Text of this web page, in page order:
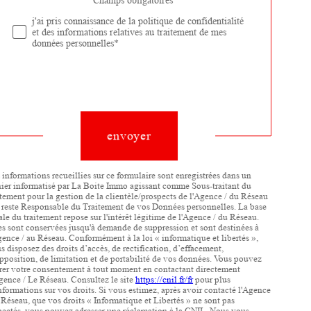
Validation
j'ai pris connaissance de la politique de confidentialité
et des informations relatives au traitement de mes
données personnelles*
envoyer
informations recueillies sur ce formulaire sont enregistrées dans un
informatisé par La Boite Immo agissant comme Sous-traitant du
pour la gestion de la clientèle/prospects de l'Agence / du Réseau
Responsable du Traitement de vos Données personnelles. La base
du traitement repose sur l'intérêt légitime de l'Agence / du Réseau.
sont conservées jusqu'à demande de suppression et sont destinées à
/ au Réseau. Conformément à la loi « informatique et libertés »,
disposez des droits d’accès, de rectification, d’effacement,
de limitation et de portabilité de vos données. Vous pouvez
votre consentement à tout moment en contactant directement
/ Le Réseau. Consultez le site https://cnil.fr/frpour plus
sur vos droits. Si vous estimez, après avoir contacté l'Agence
que vos droits « Informatique et Libertés » ne sont pas